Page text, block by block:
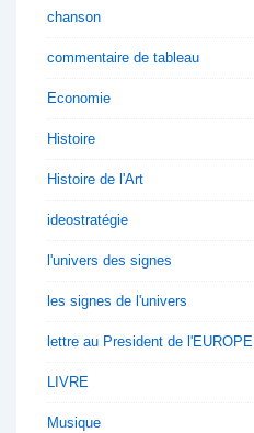
chanson
commentaire de tableau
Economie
Histoire
Histoire de l'Art
ideostratégie
l'univers des signes
les signes de l'univers
lettre au President de l'EUROPE
LIVRE
Musique